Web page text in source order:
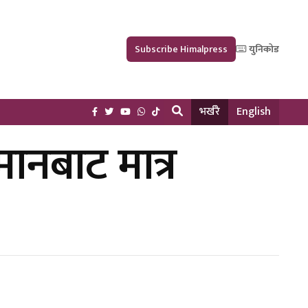
Subscribe Himalpress युनिकोड
भर्खरै English
मात्र